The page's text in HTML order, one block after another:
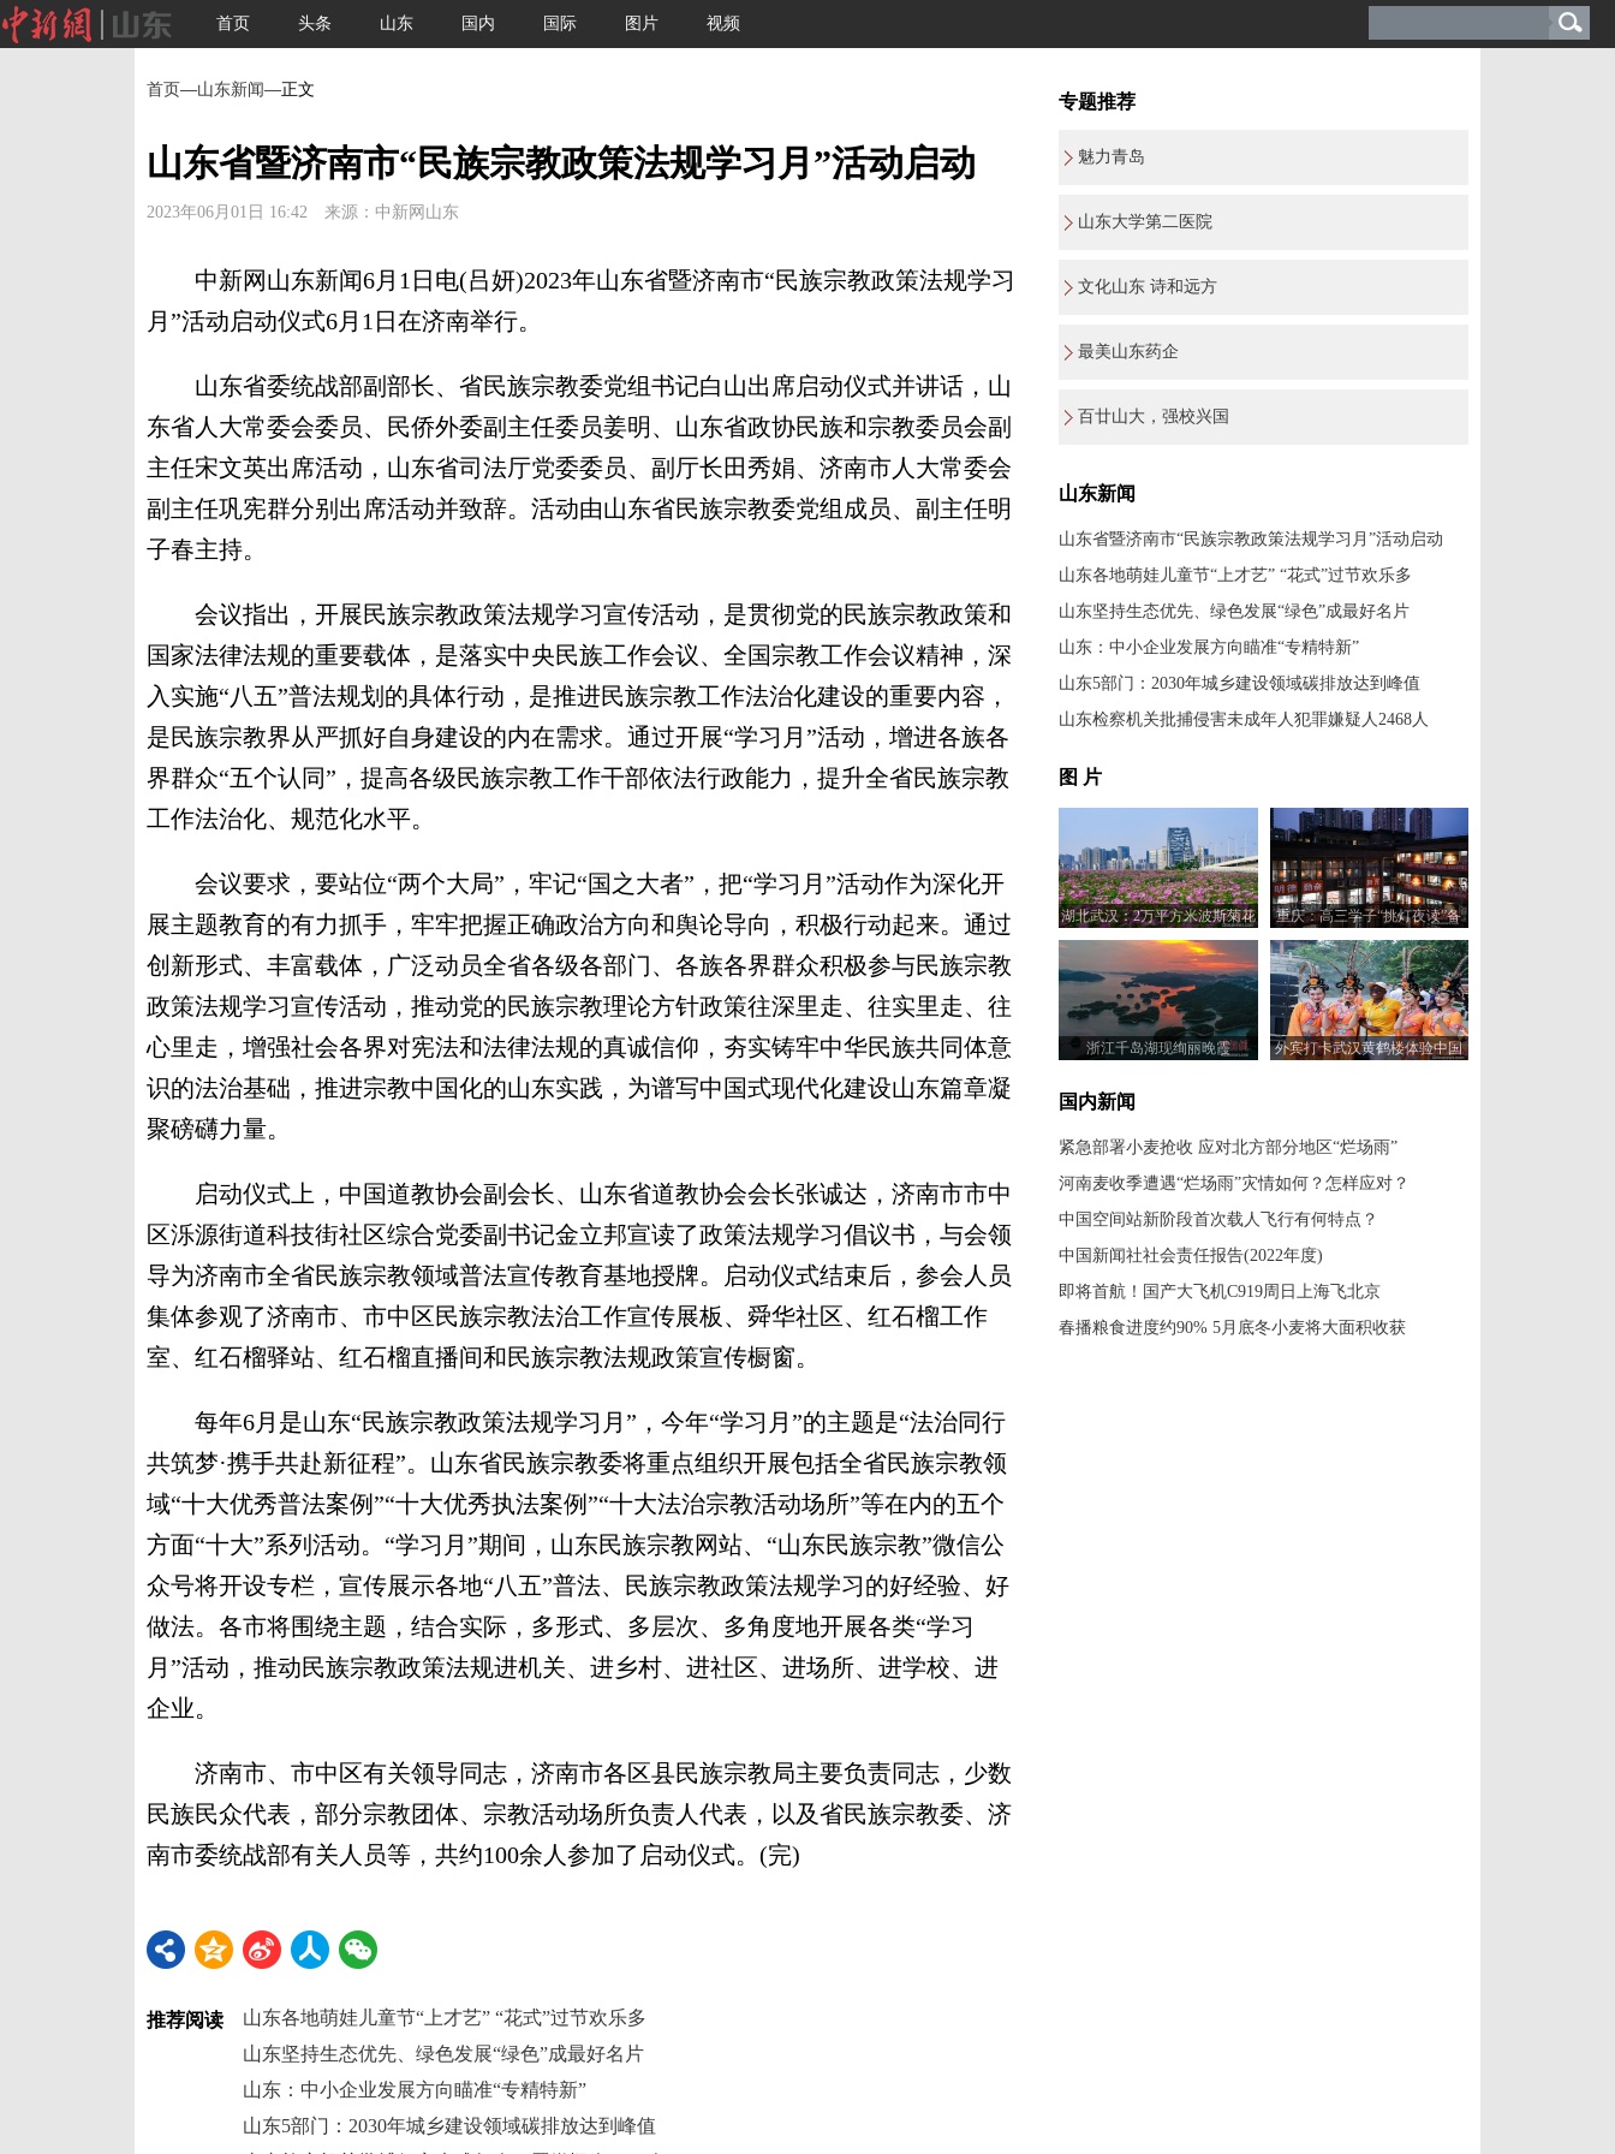
首页 头条 山东 国内 国际 图片 视频
首页—山东新闻—正文
山东省暨济南市“民族宗教政策法规学习月”活动启动
2023年06月01日 16:42 来源：中新网山东
中新网山东新闻6月1日电(吕妍)2023年山东省暨济南市“民族宗教政策法规学习
月”活动启动仪式6月1日在济南举行。
山东省委统战部副部长、省民族宗教委党组书记白山出席启动仪式并讲话，山
东省人大常委会委员、民侨外委副主任委员姜明、山东省政协民族和宗教委员会副
主任宋文英出席活动，山东省司法厅党委委员、副厅长田秀娟、济南市人大常委会
副主任巩宪群分别出席活动并致辞。活动由山东省民族宗教委党组成员、副主任明
子春主持。
会议指出，开展民族宗教政策法规学习宣传活动，是贯彻党的民族宗教政策和
国家法律法规的重要载体，是落实中央民族工作会议、全国宗教工作会议精神，深
入实施“八五”普法规划的具体行动，是推进民族宗教工作法治化建设的重要内容，
是民族宗教界从严抓好自身建设的内在需求。通过开展“学习月”活动，增进各族各
界群众“五个认同”，提高各级民族宗教工作干部依法行政能力，提升全省民族宗教
工作法治化、规范化水平。
会议要求，要站位“两个大局”，牢记“国之大者”，把“学习月”活动作为深化开
展主题教育的有力抓手，牢牢把握正确政治方向和舆论导向，积极行动起来。通过
创新形式、丰富载体，广泛动员全省各级各部门、各族各界群众积极参与民族宗教
政策法规学习宣传活动，推动党的民族宗教理论方针政策往深里走、往实里走、往
心里走，增强社会各界对宪法和法律法规的真诚信仰，夯实铸牢中华民族共同体意
识的法治基础，推进宗教中国化的山东实践，为谱写中国式现代化建设山东篇章凝
聚磅礴力量。
启动仪式上，中国道教协会副会长、山东省道教协会会长张诚达，济南市市中
区泺源街道科技街社区综合党委副书记金立邦宣读了政策法规学习倡议书，与会领
导为济南市全省民族宗教领域普法宣传教育基地授牌。启动仪式结束后，参会人员
集体参观了济南市、市中区民族宗教法治工作宣传展板、舜华社区、红石榴工作
室、红石榴驿站、红石榴直播间和民族宗教法规政策宣传橱窗。
每年6月是山东“民族宗教政策法规学习月”，今年“学习月”的主题是“法治同行
共筑梦·携手共赴新征程”。山东省民族宗教委将重点组织开展包括全省民族宗教领
域“十大优秀普法案例”“十大优秀执法案例”“十大法治宗教活动场所”等在内的五个
方面“十大”系列活动。“学习月”期间，山东民族宗教网站、“山东民族宗教”微信公
众号将开设专栏，宣传展示各地“八五”普法、民族宗教政策法规学习的好经验、好
做法。各市将围绕主题，结合实际，多形式、多层次、多角度地开展各类“学习
月”活动，推动民族宗教政策法规进机关、进乡村、进社区、进场所、进学校、进
企业。
济南市、市中区有关领导同志，济南市各区县民族宗教局主要负责同志，少数
民族民众代表，部分宗教团体、宗教活动场所负责人代表，以及省民族宗教委、济
南市委统战部有关人员等，共约100余人参加了启动仪式。(完)
推荐阅读
山东各地萌娃儿童节“上才艺” “花式”过节欢乐多
山东坚持生态优先、绿色发展“绿色”成最好名片
山东：中小企业发展方向瞄准“专精特新”
山东5部门：2030年城乡建设领域碳排放达到峰值
专题推荐
魅力青岛
山东大学第二医院
文化山东 诗和远方
最美山东药企
百廿山大，强校兴国
山东新闻
山东省暨济南市“民族宗教政策法规学习月”活动启动
山东各地萌娃儿童节“上才艺” “花式”过节欢乐多
山东坚持生态优先、绿色发展“绿色”成最好名片
山东：中小企业发展方向瞄准“专精特新”
山东5部门：2030年城乡建设领域碳排放达到峰值
山东检察机关批捕侵害未成年人犯罪嫌疑人2468人
图 片
湖北武汉：2万平方米波斯菊花
海在汉江湾盛放
重庆：高三学子“挑灯夜读”备
战高考
浙江千岛湖现绚丽晚霞
外宾打卡武汉黄鹤楼体验中国
国内新闻
紧急部署小麦抢收 应对北方部分地区“烂场雨”
河南麦收季遭遇“烂场雨”灾情如何？怎样应对？
中国空间站新阶段首次载人飞行有何特点？
中国新闻社社会责任报告(2022年度)
即将首航！国产大飞机C919周日上海飞北京
春播粮食进度约90% 5月底冬小麦将大面积收获